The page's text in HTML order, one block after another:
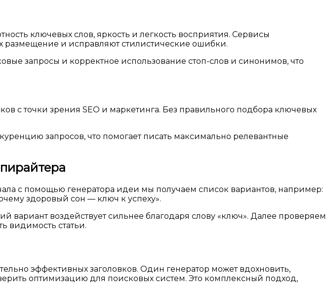
ключевых слов, яркость и легкость восприятия. Сервисы
размещение и исправляют стилистические ошибки.
запросы и корректное использование стоп-слов и синонимов, что
с точки зрения SEO и маркетинга. Без правильного подбора ключевых
запросов, что помогает писать максимально релевантные
с помощью генератора идеи мы получаем список вариантов, например:
здоровый сон — ключ к успеху».
вариант воздействует сильнее благодаря слову «ключ». Далее проверяем
видимость статьи.
эффективных заголовков. Один генератор может вдохновить,
оптимизацию для поисковых систем. Это комплексный подход,